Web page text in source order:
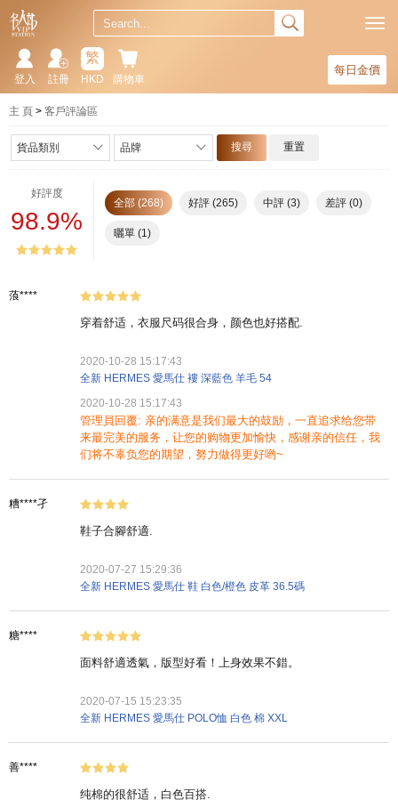
每日金價
購物車
繁
HKD
註冊
登入
主 頁 客戶評論區
貨品類別 品牌 搜尋 重置
好評度
98.9%
全部 (268) 好評 (265) 中評 (3) 差評 (0)
曬單 (1)
蒗****
穿着舒适，衣服尺码很合身，颜色也好搭配.
2020-10-28 15:17:43
全新 HERMES 愛馬仕 褸 深藍色 羊毛 54
2020-10-28 15:17:43
管理員回覆: 亲的满意是我们最大的鼓励，一直追求给您带
来最完美的服务，让您的购物更加愉快，感谢亲的信任，我
们将不辜负您的期望，努力做得更好哟~
糟****孑
鞋子合腳舒適.
2020-07-27 15:29:36
全新 HERMES 愛馬仕 鞋 白色/橙色 皮革 36.5碼
糖****
面料舒適透氣，版型好看！上身效果不錯。
2020-07-15 15:23:35
全新 HERMES 愛馬仕 POLO恤 白色 棉 XXL
善****
纯棉的很舒适，白色百搭.